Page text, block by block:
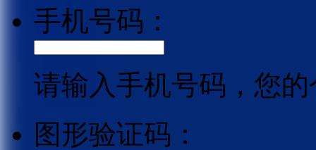
手机号码：
请输入手机号码，您
图形验证码：